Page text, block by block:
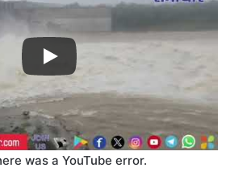
was a YouTube error.